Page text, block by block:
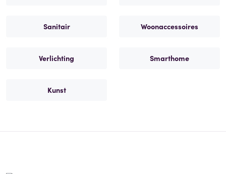
Sanitair Woonaccessoires
Verlichting Smarthome
Kunst